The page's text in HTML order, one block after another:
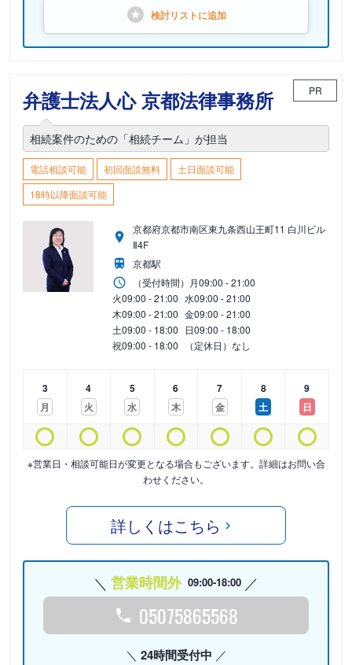
検討リストに追加
弁護士法人心 京都法律事務所 PR
相続案件のための「相続チーム」が担当
電話相談可能 初回面談無料
土日面談可能
18時以降面談可能
京都府京都市南区東九条西山王町11 白川ビル
Ⅱ4F
京都駅
（受付時間） 月09:00 - 21:00
火09:00 - 21:00 水09:00 - 21:00
木09:00 - 21:00 金09:00 - 21:00
土09:00 - 18:00 日09:00 - 18:00
祝09:00 - 18:00 （定休日）なし
3
月
4
火
5
水
6
木
7
金
8
土
9
日
※営業日・相談可能日が変更となる場合もございます。詳細はお問い合
わせください。
詳しくはこちら
営業時間外 09:00-18:00
05075865568
24時間受付中